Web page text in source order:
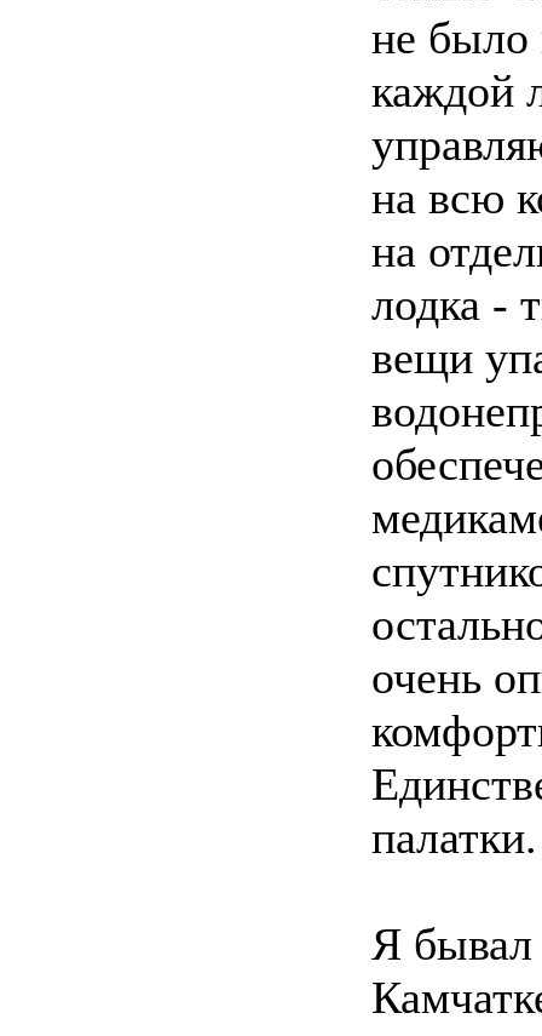
не было
каждой
на всю
на
лодка -
вещи
очень
палатки.
Я бывал